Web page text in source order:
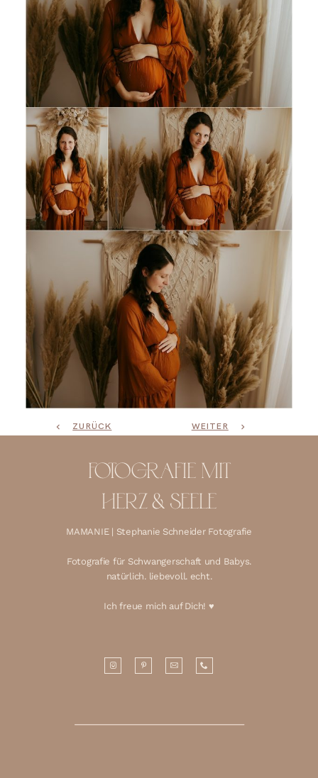
ZURÜCK WEITER
FOTOGRAFIE MIT
HERZ & SEELE
MAMANIE | Stephanie Schneider Fotografie
Fotografie für Schwangerschaft und Babys.
natürlich. liebevoll. echt.
Ich freue mich auf Dich! ♥